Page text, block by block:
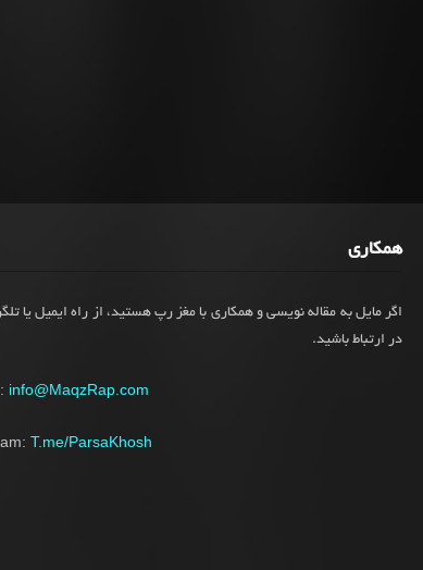
همکاری
اگر مایل به مقاله نویسی و همکاری با مغز رپ هستید، از راه ایمیل یا
در ارتباط باشید.
info@MaqzRap.com
T.me/ParsaKhosh